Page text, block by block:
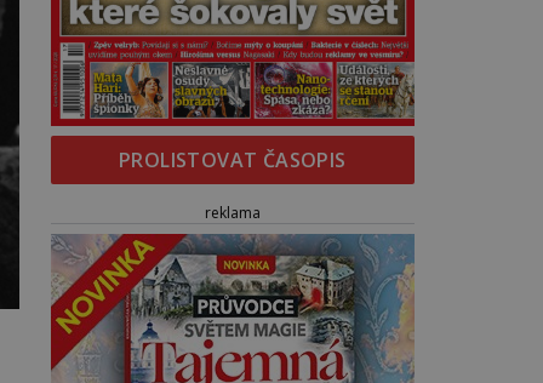
PROLISTOVAT ČASOPIS
reklama